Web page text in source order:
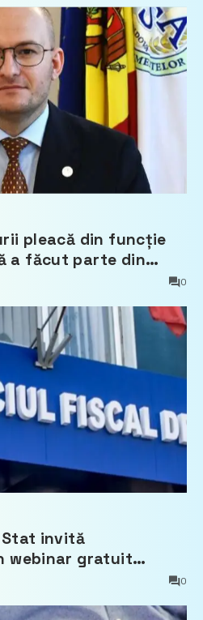
pleacă din funcție
a făcut parte din
0
Stat invită
webinar gratuit
pe bunurile
0